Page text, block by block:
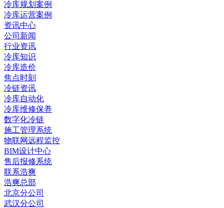
冷库规划案例
冷库运营案例
资讯中心
公司新闻
行业资讯
冷库知识
冷库造价
焦点时刻
冷链资讯
冷库自动化
冷库维修保养
数字化冷链
施工管理系统
物联网远程监控
BIM设计中心
售后报修系统
联系浩爽
浩爽总部
北京分公司
武汉分公司